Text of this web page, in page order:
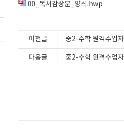
00_독서감상문_양식.hwp
이전글 중2-수학 원격수업
다음글 중2-수학 원격수업